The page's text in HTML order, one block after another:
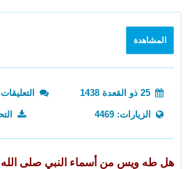
المشاهدة
التعليقات:
الزيارات: 4469
هل طه ويس من أسماء النبي صلى